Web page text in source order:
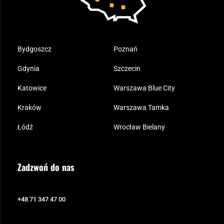
Bydgoszcz
Gdynia
Katowice
Kraków
Łódź
Poznań
Szczecin
Warszawa Blue City
Warszawa Tamka
Wrocław Bielany
Zadzwoń do nas
+48 71 347 47 00